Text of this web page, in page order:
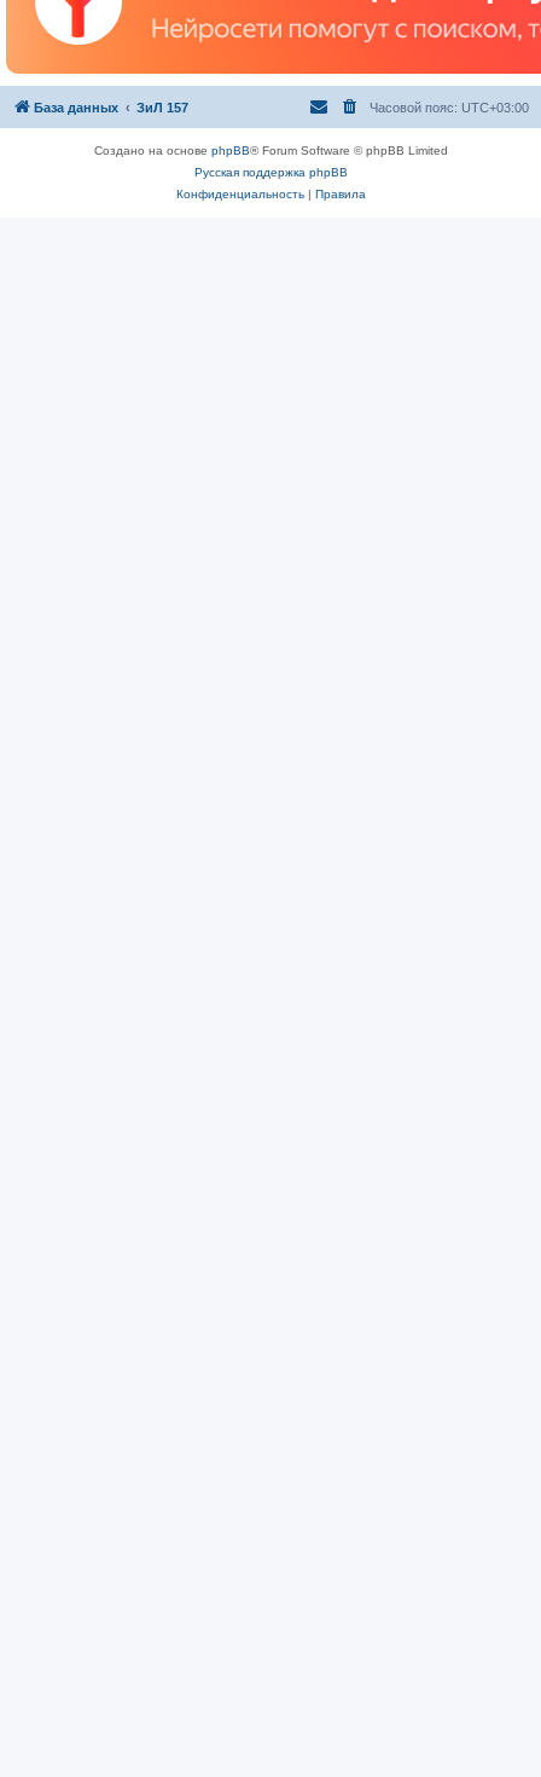
База данных ЗиЛ 157 Часовой пояс: UTC+03:00
Создано на основе phpBB® Forum Software © phpBB Limited
Русская поддержка phpBB
Конфиденциальность| Правила